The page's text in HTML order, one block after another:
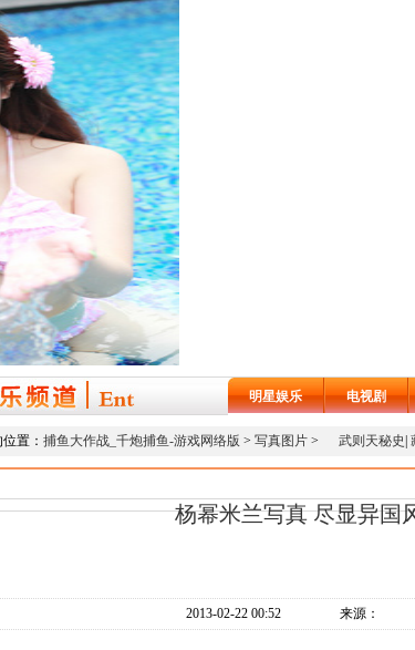
明星娱乐 电视剧
置： 捕鱼大作战_千炮捕鱼-游戏网络版 > 写真图片 > 武则天秘史
杨幂米兰写真 尽显异国
2013-02-22 00:52 来源：